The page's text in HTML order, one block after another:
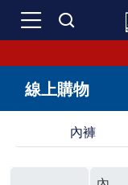
線上購物
內褲